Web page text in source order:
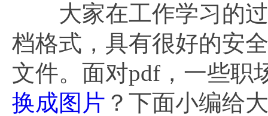
大家在工作学习的过
档格式，具有很好的安
文件。面对pdf，一些职
换成图片 ？下面小编给